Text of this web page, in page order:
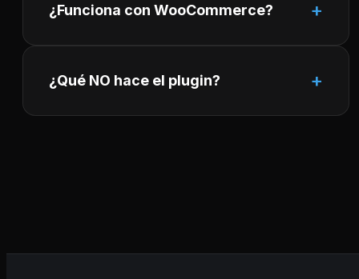
¿Funciona con WooCommerce?
¿Qué NO hace el plugin?